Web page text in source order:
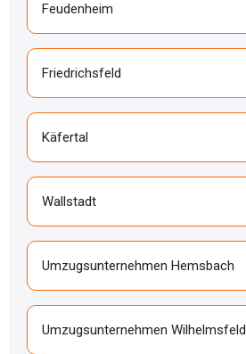
Feudenheim
Friedrichsfeld
Käfertal
Wallstadt
Umzugsunternehmen Hemsbach
Umzugsunternehmen Wilhelmsfeld